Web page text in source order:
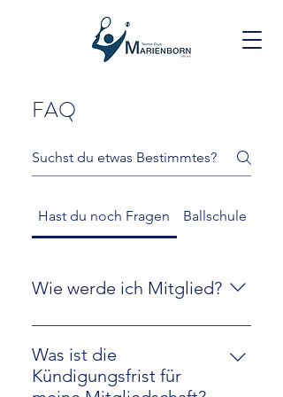
FAQ
Hast du noch Fragen Ballschule
Wie werde ich Mitglied?
Unter 'Mitgliedschaft' kannst du
das Formular ausfüllen und
bekommst von uns eine Email in
Was ist die
Kündigungsfrist für